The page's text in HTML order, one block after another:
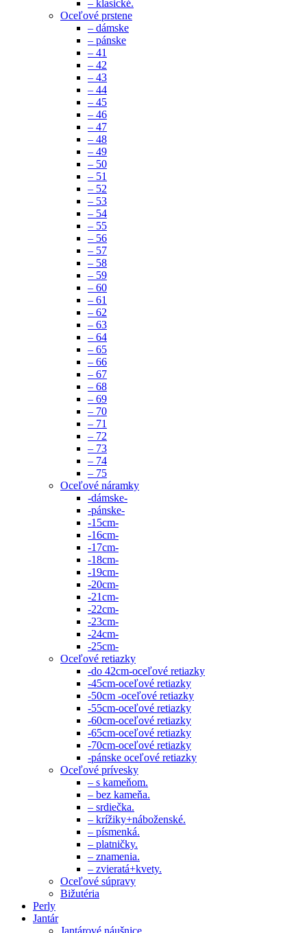
– klasické.
Oceľové prstene
– dámske
– pánske
– 41
– 42
– 43
– 44
– 45
– 46
– 47
– 48
– 49
– 50
– 51
– 52
– 53
– 54
– 55
– 56
– 57
– 58
– 59
– 60
– 61
– 62
– 63
– 64
– 65
– 66
– 67
– 68
– 69
– 70
– 71
– 72
– 73
– 74
– 75
Oceľové náramky
-dámske-
-pánske-
-15cm-
-16cm-
-17cm-
-18cm-
-19cm-
-20cm-
-21cm-
-22cm-
-23cm-
-24cm-
-25cm-
Oceľové retiazky
-do 42cm-oceľové retiazky
-45cm-oceľové retiazky
-50cm -oceľové retiazky
-55cm-oceľové retiazky
-60cm-oceľové retiazky
-65cm-oceľové retiazky
-70cm-oceľové retiazky
-pánske oceľové retiazky
Oceľové prívesky
– s kameňom.
– bez kameňa.
– srdiečka.
– krížiky+náboženské.
– písmenká.
– platničky.
– znamenia.
– zvieratá+kvety.
Oceľové súpravy
Bižutéria
Perly
Jantár
Jantárové náušnice